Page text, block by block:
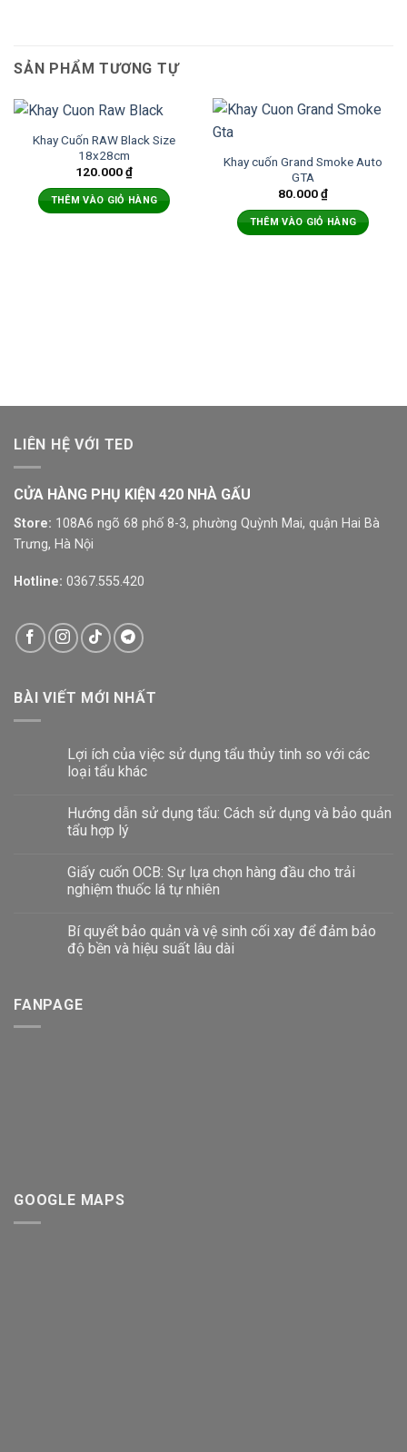
SẢN PHẨM TƯƠNG TỰ
Khay Cuốn RAW Black Size
18x28cm
120.000₫
THÊM VÀO GIỎ HÀNG
Khay cuốn Grand Smoke Auto
GTA
80.000₫
THÊM VÀO GIỎ HÀNG
LIÊN HỆ VỚI TED
CỬA HÀNG PHỤ KIỆN 420 NHÀ GẤU
Store: 108A6 ngõ 68 phố 8-3, phường Quỳnh Mai, quận Hai Bà
Trưng, Hà Nội
Hotline: 0367.555.420
BÀI VIẾT MỚI NHẤT
Lợi ích của việc sử dụng tẩu thủy tinh so với các
loại tẩu khác
Hướng dẫn sử dụng tẩu: Cách sử dụng và bảo quản
tẩu hợp lý
Giấy cuốn OCB: Sự lựa chọn hàng đầu cho trải
nghiệm thuốc lá tự nhiên
Bí quyết bảo quản và vệ sinh cối xay để đảm bảo
độ bền và hiệu suất lâu dài
FANPAGE
GOOGLE MAPS